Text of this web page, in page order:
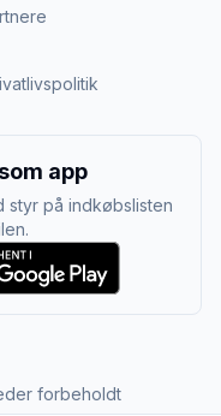
app
styr på indkøbslisten
forbeholdt